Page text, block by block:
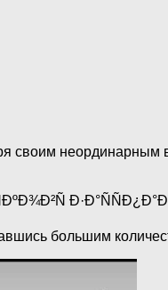
своим
большим